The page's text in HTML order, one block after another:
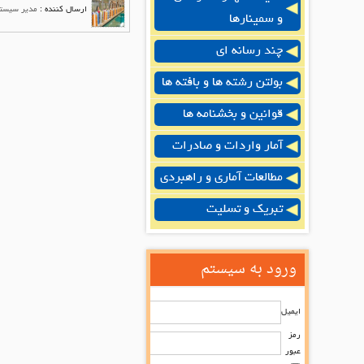
و سمینارها
چند رسانه ای
بولتن رشته ها و بافته ها
قوانین و بخشنامه ها
آمار واردات و صادرات
مطالعات آماری و راهبردی
تبریک و تسلیت
ورود به سیستم
ایمیل
رمز
عبور
ارسال کننده : مدیر